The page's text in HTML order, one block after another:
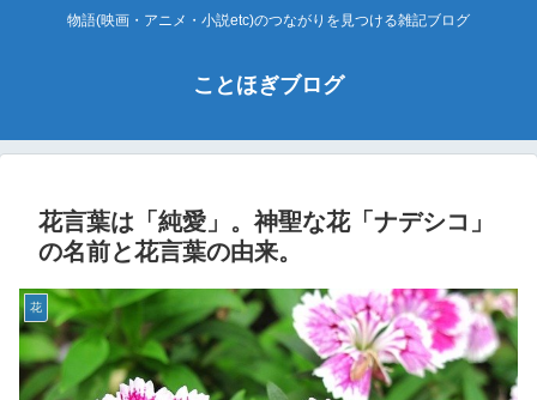
物語(映画・アニメ・小説etc)のつながりを見つける雑記ブログ
ことほぎブログ
花言葉は「純愛」。神聖な花「ナデシコ」
の名前と花言葉の由来。
花